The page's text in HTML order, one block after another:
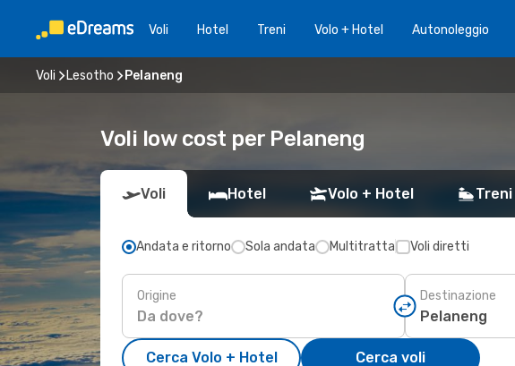
Voli Hotel Treni Volo + Hotel Autonoleggio
Voli Lesotho Pelaneng
Voli low cost per Pelaneng
Voli Hotel Volo + Hotel Treni
Andata e ritorno Sola andata Multitratta Voli diretti
Origine Destinazione
Cerca Volo + Hotel Cerca voli